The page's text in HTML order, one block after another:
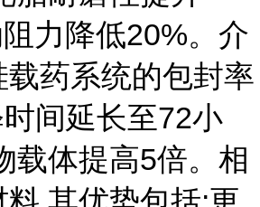
力降低20%。介
药系统的包封率
间延长至72小
载体提高5倍。相